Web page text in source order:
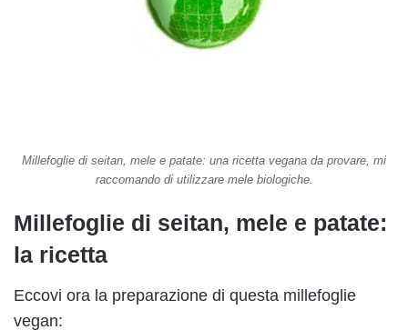
Millefoglie di seitan, mele e patate: una ricetta vegana da provare, mi
raccomando di utilizzare mele biologiche.
Millefoglie di seitan, mele e patate:
la ricetta
Eccovi ora la preparazione di questa millefoglie
vegan: